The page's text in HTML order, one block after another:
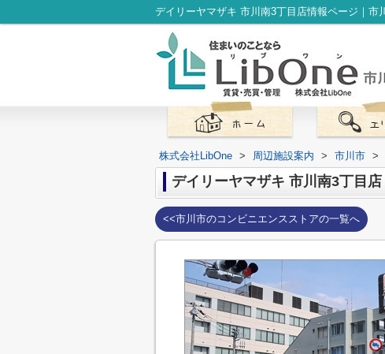
株式会社LibOne > 周辺施設案内 > 市川市 >
デイリーヤマザキ 市川南3丁目店
<<市川市のコンビニエンスストアの一覧へ